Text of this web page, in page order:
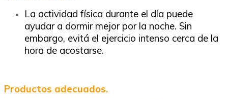
La actividad física durante el día puede
ayudar a dormir mejor por la noche. Sin
embargo, evitá el ejercicio intenso cerca de la
hora de acostarse.
Productos adecuados.